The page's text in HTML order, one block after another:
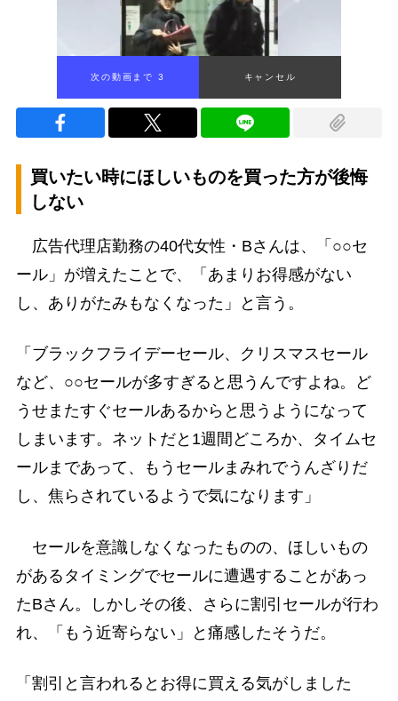
次の動画まで 2 キャンセル
買いたい時にほしいものを買った方が後悔
しない
広告代理店勤務の40代女性・Bさんは、「○○セ
ール」が増えたことで、「あまりお得感がない
し、ありがたみもなくなった」と言う。
「ブラックフライデーセール、クリスマスセール
など、○○セールが多すぎると思うんですよね。ど
うせまたすぐセールあるからと思うようになって
しまいます。ネットだと1週間どころか、タイムセ
ールまであって、もうセールまみれでうんざりだ
し、焦らされているようで気になります」
セールを意識しなくなったものの、ほしいもの
があるタイミングでセールに遭遇することがあっ
たBさん。しかしその後、さらに割引セールが行わ
れ、「もう近寄らない」と痛感したそうだ。
「割引と言われるとお得に買える気がしました